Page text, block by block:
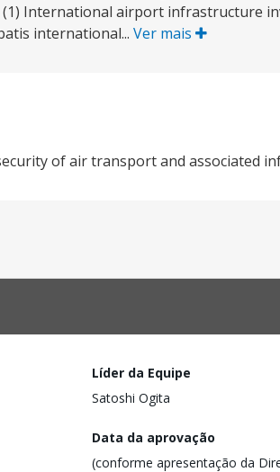
International airport infrastructure
international... Ver mais
of air transport and associated
Líder da Equipe
Satoshi Ogita
Data da aprovação
(conforme apresentação da